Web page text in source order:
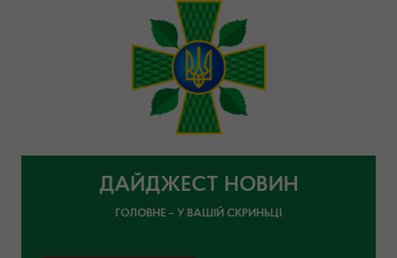
ДАЙДЖЕСТ НОВИН
ГОЛОВНЕ – У ВАШІЙ СКРИНЬЦІ